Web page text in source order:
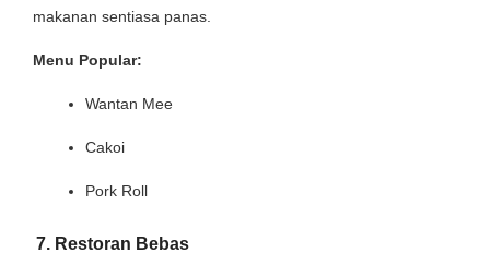
makanan sentiasa panas.
Menu Popular:
Wantan Mee
Cakoi
Pork Roll
7. Restoran Bebas